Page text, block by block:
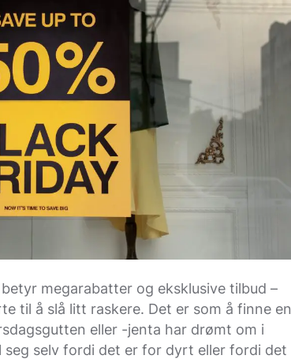
megarabatter og eksklusive tilbud –
til å slå litt raskere. Det er som å finne en
eller -jenta har drømt om i
seg selv fordi det er for dyrt eller fordi det